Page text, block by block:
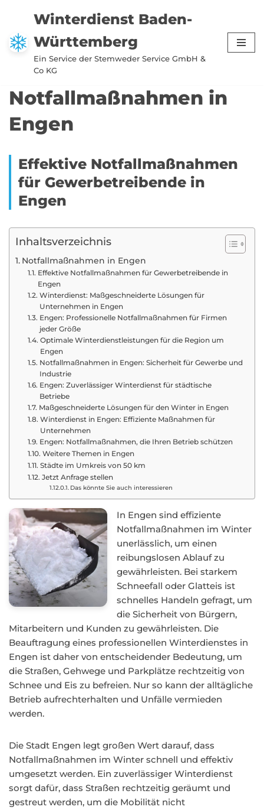
Zum
Inhalt
springen
Winterdienst Baden-
Württemberg
Ein Service der Stemweder Service GmbH &
Co KG
Notfallmaßnahmen in
Engen
Effektive Notfallmaßnahmen
für Gewerbetreibende in
Engen
Inhaltsverzeichnis
Notfallmaßnahmen in Engen
Effektive Notfallmaßnahmen für Gewerbetreibende in
Engen
Winterdienst: Maßgeschneiderte Lösungen für
Unternehmen in Engen
Engen: Professionelle Notfallmaßnahmen für Firmen
jeder Größe
Optimale Winterdienstleistungen für die Region um
Engen
Notfallmaßnahmen in Engen: Sicherheit für Gewerbe und
Industrie
Engen: Zuverlässiger Winterdienst für städtische
Betriebe
Maßgeschneiderte Lösungen für den Winter in Engen
Winterdienst in Engen: Effiziente Maßnahmen für
Unternehmen
Engen: Notfallmaßnahmen, die Ihren Betrieb schützen
Weitere Themen in Engen
Städte im Umkreis von 50 km
Jetzt Anfrage stellen
Das könnte Sie auch interessieren
In Engen sind effiziente
Notfallmaßnahmen im Winter
unerlässlich, um einen
reibungslosen Ablauf zu
gewährleisten. Bei starkem
Schneefall oder Glatteis ist
schnelles Handeln gefragt, um
die Sicherheit von Bürgern,
Mitarbeitern und Kunden zu gewährleisten. Die
Beauftragung eines professionellen Winterdienstes in
Engen ist daher von entscheidender Bedeutung, um
die Straßen, Gehwege und Parkplätze rechtzeitig von
Schnee und Eis zu befreien. Nur so kann der alltägliche
Betrieb aufrechterhalten und Unfälle vermieden
werden.
Die Stadt Engen legt großen Wert darauf, dass
Notfallmaßnahmen im Winter schnell und effektiv
umgesetzt werden. Ein zuverlässiger Winterdienst
sorgt dafür, dass Straßen rechtzeitig geräumt und
gestreut werden, um die Mobilität nicht